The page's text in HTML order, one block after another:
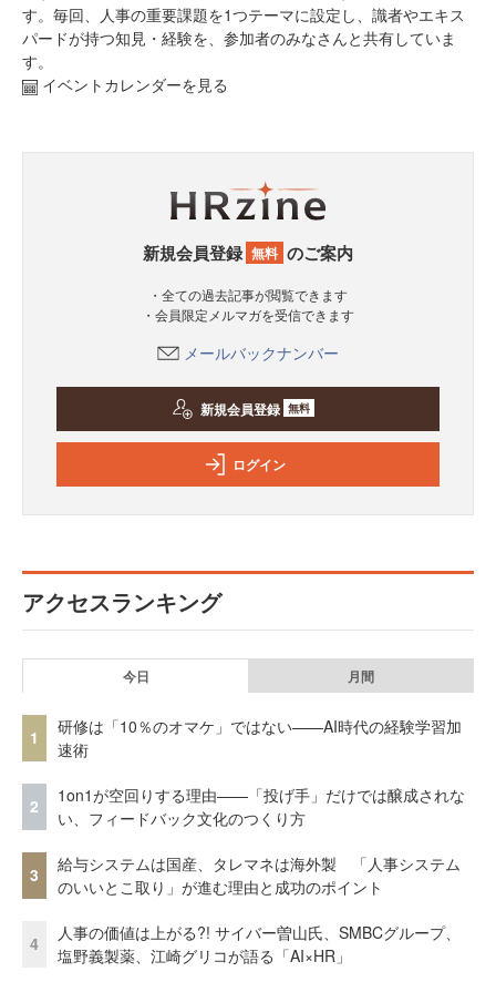
す。毎回、人事の重要課題を1つテーマに設定し、識者やエキス
パードが持つ知見・経験を、参加者のみなさんと共有していま
す。
イベントカレンダーを見る
新規会員登録 無料 のご案内
・全ての過去記事が閲覧できます
・会員限定メルマガを受信できます
メールバックナンバー
新規会員登録 無料
ログイン
アクセスランキング
今日 月間
1
研修は「10％のオマケ」ではない——AI時代の経験学習加
速術
2
1on1が空回りする理由——「投げ手」だけでは醸成されな
い、フィードバック文化のつくり方
3
給与システムは国産、タレマネは海外製 「人事システム
のいいとこ取り」が進む理由と成功のポイント
4
人事の価値は上がる?! サイバー曽山氏、SMBCグループ、
塩野義製薬、江崎グリコが語る「AI×HR」